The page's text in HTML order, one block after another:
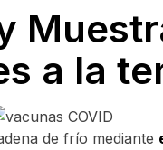
a la
de frío mediante